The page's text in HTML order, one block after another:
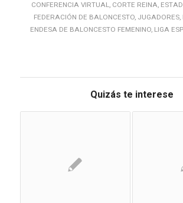
CONFERENCIA VIRTUAL, CORTE REINA,
FEDERACIÓN DE BALONCESTO, JUGADORES,
ENDESA DE BALONCESTO FEMENINO, LIGA
Quizás te interese